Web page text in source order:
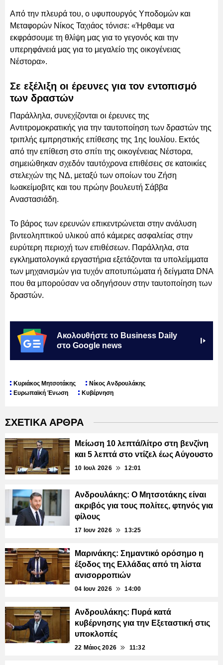
Από την πλευρά του, ο υφυπουργός Υποδομών και
Μεταφορών Νίκος Ταχιάος τόνισε: «Ήρθαμε να
εκφράσουμε τη θλίψη μας για το γεγονός και την
υπερηφάνειά μας για το μεγαλείο της οικογένειας
Νέστορα».
Σε εξέλιξη οι έρευνες για τον εντοπισμό
των δραστών
Παράλληλα, συνεχίζονται οι έρευνες της
Αντιτρομοκρατικής για την ταυτοποίηση των δραστών της
τριπλής εμπρηστικής επίθεσης της 1ης Ιουλίου. Εκτός
από την επίθεση στο σπίτι της οικογένειας Νέστορα,
σημειώθηκαν σχεδόν ταυτόχρονα επιθέσεις σε κατοικίες
στελεχών της ΝΔ, μεταξύ των οποίων του Ζήση
Ιωακείμοβιτς και του πρώην βουλευτή Σάββα
Αναστασιάδη.
Το βάρος των ερευνών επικεντρώνεται στην ανάλυση
βιντεοληπτικού υλικού από κάμερες ασφαλείας στην
ευρύτερη περιοχή των επιθέσεων. Παράλληλα, στα
εγκληματολογικά εργαστήρια εξετάζονται τα υπολείμματα
των μηχανισμών για τυχόν αποτυπώματα ή δείγματα DNA
που θα μπορούσαν να οδηγήσουν στην ταυτοποίηση των
δραστών.
Ακολουθήστε το Business Daily
στο Google news
Κυριάκος Μητσοτάκης
Νίκος Ανδρουλάκης
Ευρωπαϊκή Ένωση
Κυβέρνηση
ΣΧΕΤΙΚΑ ΑΡΘΡΑ
Μείωση 10 λεπτά/λίτρο στη βενζίνη
και 5 λεπτά στο ντίζελ έως Αύγουστο
10 Ιουλ 2026 12:01
Ανδρουλάκης: Ο Μητσοτάκης είναι
ακριβός για τους πολίτες, φτηνός για
φίλους
17 Ιουν 2026 13:25
Μαρινάκης: Σημαντικό ορόσημο η
έξοδος της Ελλάδας από τη λίστα
ανισορροπιών
04 Ιουν 2026 14:00
Ανδρουλάκης: Πυρά κατά
κυβέρνησης για την Εξεταστική στις
υποκλοπές
22 Μάιος 2026 11:32